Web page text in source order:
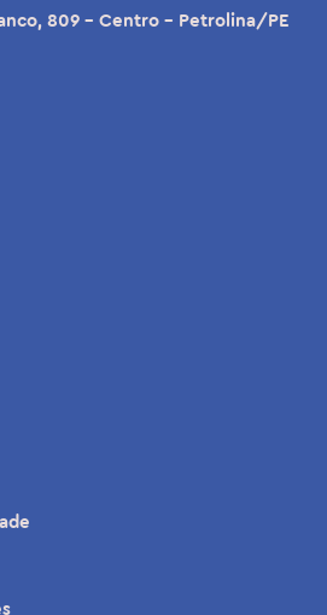
809 - Centro - Petrolina/PE